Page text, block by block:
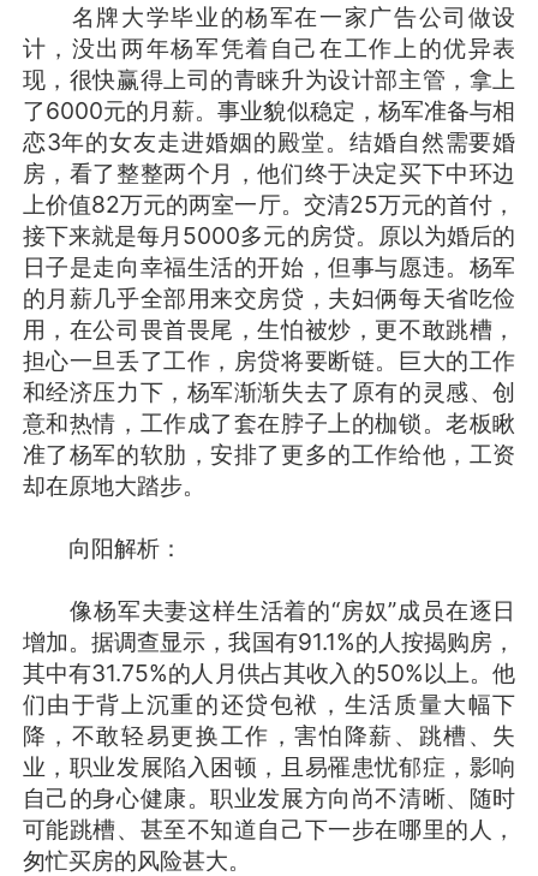
名牌大学毕业的杨军在一家广告公司做设
计，没出两年杨军凭着自己在工作上的优异表
现，很快赢得上司的青睐升为设计部主管，拿上
了6000元的月薪。事业貌似稳定，杨军准备与相
恋3年的女友走进婚姻的殿堂。结婚自然需要婚
房，看了整整两个月，他们终于决定买下中环边
上价值82万元的两室一厅。交清25万元的首付，
接下来就是每月5000多元的房贷。原以为婚后的
日子是走向幸福生活的开始，但事与愿违。杨军
的月薪几乎全部用来交房贷，夫妇俩每天省吃俭
用，在公司畏首畏尾，生怕被炒，更不敢跳槽，
担心一旦丢了工作，房贷将要断链。巨大的工作
和经济压力下，杨军渐渐失去了原有的灵感、创
意和热情，工作成了套在脖子上的枷锁。老板瞅
准了杨军的软肋，安排了更多的工作给他，工资
却在原地大踏步。
向阳解析：
像杨军夫妻这样生活着的“房奴”成员在逐日
增加。据调查显示，我国有91.1%的人按揭购房，
其中有31.75%的人月供占其收入的50%以上。他
们由于背上沉重的还贷包袱，生活质量大幅下
降，不敢轻易更换工作，害怕降薪、跳槽、失
业，职业发展陷入困顿，且易罹患忧郁症，影响
自己的身心健康。职业发展方向尚不清晰、随时
可能跳槽、甚至不知道自己下一步在哪里的人，
匆忙买房的风险甚大。